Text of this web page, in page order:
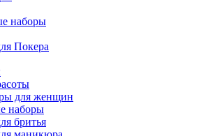
наборы
Покера
для женщин
наборы
бритья